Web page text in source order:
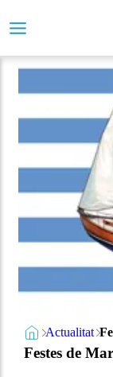
Actualitat
Festes de